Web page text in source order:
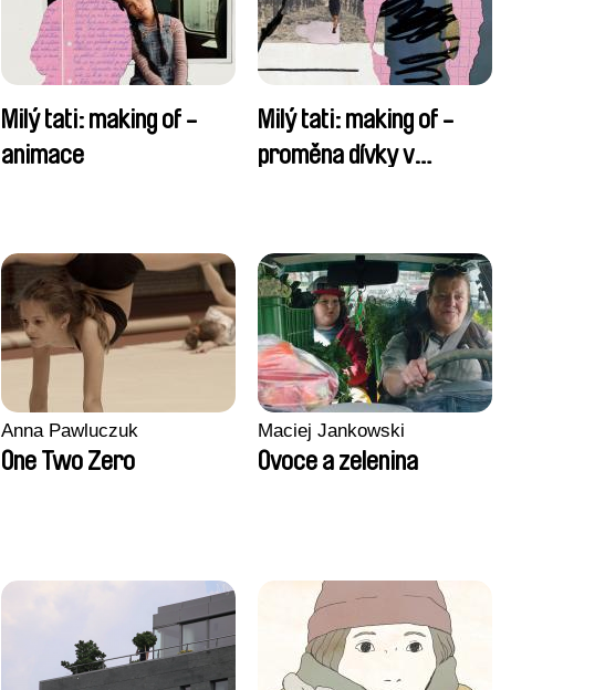
Milý tati: making of -
animace
Milý tati: making of -
proměna dívky v
Anna Pawluczuk
One Two Zero
Maciej Jankowski
Ovoce a zelenina